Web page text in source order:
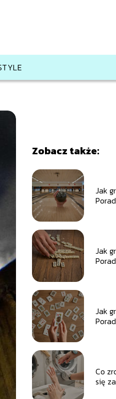
Zobacz także:
Jak
Jak
Jak
Co
się